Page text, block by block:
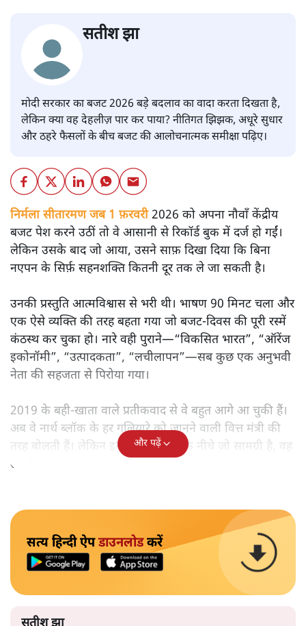
सतीश झा
मोदी सरकार का बजट 2026 बड़े बदलाव का वादा करता दिखता है,
लेकिन क्या वह देहलीज़ पार कर पाया? नीतिगत झिझक, अधूरे सुधार
और ठहरे फैसलों के बीच बजट की आलोचनात्मक समीक्षा पढ़िए।
निर्मला सीतारमण जब 1 फ़रवरी2026 को अपना नौवाँ केंद्रीय
बजट पेश करने उठीं तो वे आसानी से रिकॉर्ड बुक में दर्ज हो गईं।
लेकिन उसके बाद जो आया, उसने साफ़ दिखा दिया कि बिना
नएपन के सिर्फ़ सहनशक्ति कितनी दूर तक ले जा सकती है।
उनकी प्रस्तुति आत्मविश्वास से भरी थी। भाषण 90 मिनट चला और
एक ऐसे व्यक्ति की तरह बहता गया जो बजट‑दिवस की पूरी रस्में
कंठस्थ कर चुका हो। नारे वही पुराने—“विकसित भारत”, “ऑरेंज
इकोनॉमी”, “उत्पादकता”, “लचीलापन”—सब कुछ एक अनुभवी
नेता की सहजता से पिरोया गया।
2019 के बही‑खाता वाले प्रतीकवाद से वे बहुत आगे आ चुकी हैं।
अब वे नार्थ ब्लॉक के हर गलियारे को जानने वाली वित्त मंत्री की
तरह बोलती हैं। लेकिन इस आत्मविश्वास के नीचे जो सामग्री है, वह
उतनी ही अनुमानित और दोहराव भरी।
और पढ़ें
सत्य हिन्दी ऐपडाउनलोडकरें